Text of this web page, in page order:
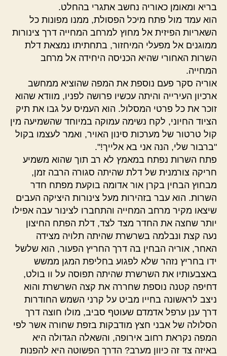
בריא ומאומן כאוריה נחשב אתגרי בהחלט.
הוא עמד מול פתח מיכל הפסולת, ממנו מפונות כל
השאריות הפיזית אל מחוץ למרחב המחייה דרך צינורות
ממוגנים אל מפעלי המיחזור, בתחתיתו נמצאת דלת
השרות האחורי שהיא הכניסה היחידה אל מרחב
המחייה.
אוריה סקר פעם נוספת את המפה שהוציא ממחשב
ארכיון העירייה והיתה עכשיו פרושה לפניו, מוודא שהוא
זוכר את כל פרטי המסלול. הוא העמיס על גבו את תיק
הציוד החיוני, לקח נשימה עמוקה במיוחד שהשמיעה מין
קול טרטור של מערכות סינון האויר, ואמר לעצמו בקול
"ברבור שלי, הנה אני בא אלייך!".
פתח השרות נפתח במאמץ לא רב תוך שהוא משמיע
חריקה צורמנית של דלת שהיתה סגורה הרבה זמן,
מבחוץ הבחין בקרן אור אדומה בוקעת מפתח חדר
השרות. הוא עבר בזהירות מעל צינורות היציקה העבים
שיצאו מקיר מרחב המחייה והתחברו לצינור עבה אפילו
יותר שחצה את החדר מצד לצד, דלת הפתח החיצון
נעה קצת ונבלמה בשרשרת שהיתה תלויה מצידה
האחר, אוריה הבחין בה דרך החריץ הפעור, הוא שלשל
ידו בחריץ נזהר שלא לפגוע בחליפת המגן ממשש
באצבעותיו את השרשרת שהיתה תפוסה על וו בולט,
דחיפה קטנה נוספת שחררה את קצה השרשרת והוא
ניצב לראשונה בחייו מביט על קרני השמש החודרות
דרך ענן ערפל אדמדם שעוטף סביב, מולו חוצה דרך
הסלולה של אבני חצץ מודבקות בזפת שחורה אשר לפי
המפה נקראת רחוב אירופה, והשאלה הגדולה היא
באיזה צד זה כיוון מערב? הדרך הפשוטה היא להפנות